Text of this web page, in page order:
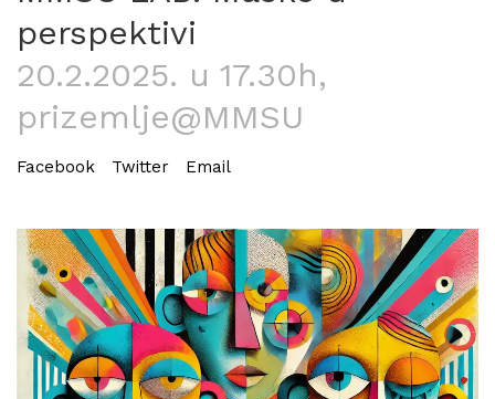
perspektivi
20.2.2025. u 17.30h,
prizemlje@MMSU
Facebook Twitter Email